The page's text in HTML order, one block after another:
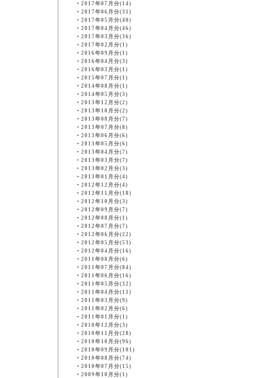
・ 2017年07月分(14)
・ 2017年06月分(31)
・ 2017年05月分(40)
・ 2017年04月分(46)
・ 2017年03月分(36)
・ 2017年02月分(1)
・ 2016年09月分(1)
・ 2016年04月分(3)
・ 2016年03月分(1)
・ 2015年07月分(1)
・ 2014年08月分(1)
・ 2014年05月分(3)
・ 2013年12月分(2)
・ 2013年10月分(2)
・ 2013年08月分(7)
・ 2013年07月分(8)
・ 2013年06月分(6)
・ 2013年05月分(6)
・ 2013年04月分(7)
・ 2013年03月分(7)
・ 2013年02月分(3)
・ 2013年01月分(4)
・ 2012年12月分(4)
・ 2012年11月分(18)
・ 2012年10月分(3)
・ 2012年09月分(7)
・ 2012年08月分(1)
・ 2012年07月分(7)
・ 2012年06月分(22)
・ 2012年05月分(53)
・ 2012年04月分(16)
・ 2011年08月分(6)
・ 2011年07月分(84)
・ 2011年06月分(16)
・ 2011年05月分(32)
・ 2011年04月分(11)
・ 2011年03月分(9)
・ 2011年02月分(6)
・ 2011年01月分(1)
・ 2010年12月分(3)
・ 2010年11月分(28)
・ 2010年10月分(96)
・ 2010年09月分(101)
・ 2010年08月分(74)
・ 2010年07月分(15)
・ 2009年10月分(1)